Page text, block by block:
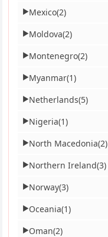
▶Mexico(2)
▶Moldova(2)
▶Montenegro(2)
▶Myanmar(1)
▶Netherlands(5)
▶Nigeria(1)
▶North Macedonia(2)
▶Northern Ireland(3)
▶Norway(3)
▶Oceania(1)
▶Oman(2)